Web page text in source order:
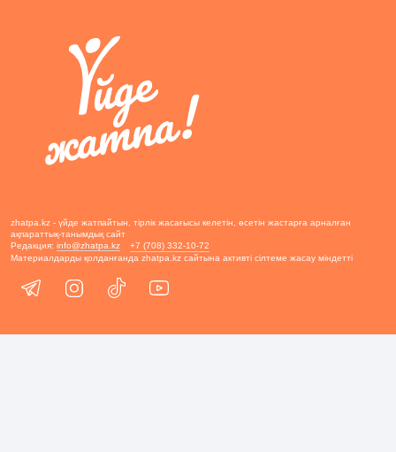
zhatpa.kz - үйде жатпайтын, тірлік жасағысы келетін, өсетін жастарға арналған
ақпараттық-танымдық сайт
Редакция: info@zhatpa.kz
+7 (708) 332-10-72
Материалдарды қолданғанда zhatpa.kz сайтына активті сілтеме жасау міндетті